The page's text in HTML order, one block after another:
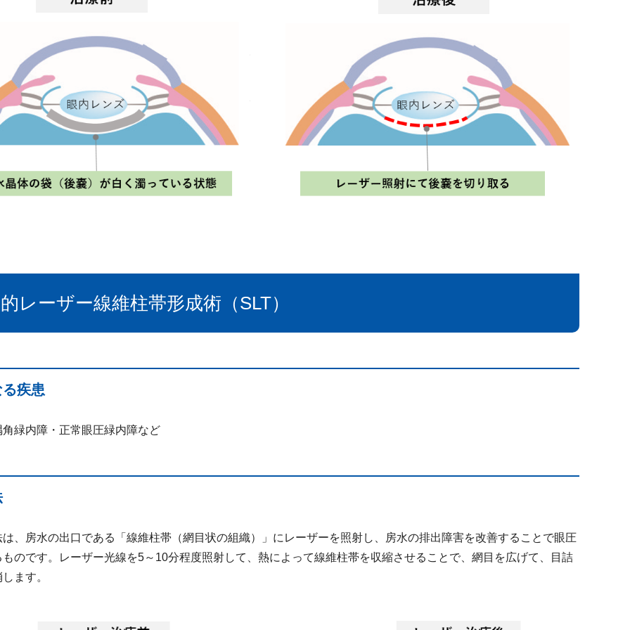
レーザー線維柱帯形成術（SLT）
疾患
緑内障・正常眼圧緑内障など
、房水の出口である「線維柱帯（網目状の組織）」にレーザーを照射し、房水の排出障害を改善することで眼圧
のです。レーザー光線を5～10分程度照射して、熱によって線維柱帯を収縮させることで、網目を広げて、目詰
ます。